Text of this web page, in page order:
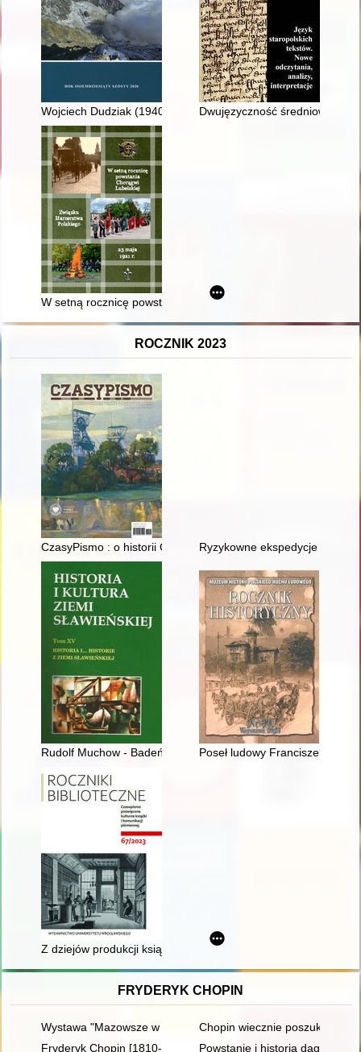
Wojciech Dudziak (1940-2020) Dwujęzyczność
W setną rocznicę powstania Chorągwi Lubelskiej Związku
ROCZNIK 2023
CzasyPismo : o historii Górnego Śląska. 2023 [nr] 1/2
Ryzykowne ekspedycje w
Rudolf Muchow - Badeńczyk na PomorzuPoseł ludowy Franciszek
Z dziejów produkcji książki we Lwowie XVIII wieku : Drukarnia
FRYDERYK CHOPIN
Wystawa "Mazowsze w czasach Chopina" - połączenie
Chopin wiecznie poszukiwany.
Fryderyk Chopin [1810-1849]. KorzeniePowstanie i historia